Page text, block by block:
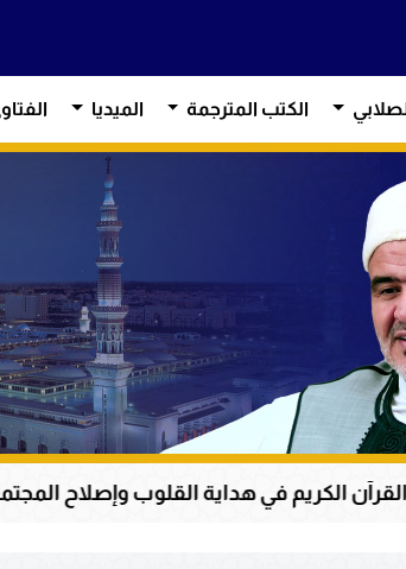
الكتب المترجمة الميديا
القلوب وإصلاح المجتمعات وقيادة